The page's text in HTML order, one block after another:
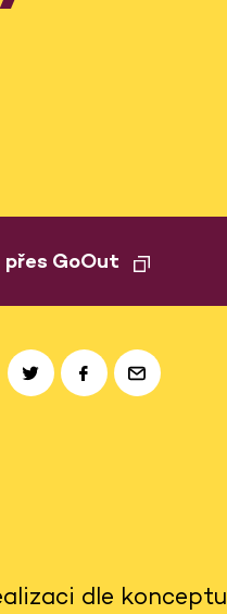
GoOut
dle konceptu